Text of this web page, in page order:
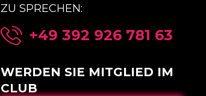
ZU SPRECHEN:
+49 392 926 781 63
WERDEN SIE MITGLIED IM
CLUB